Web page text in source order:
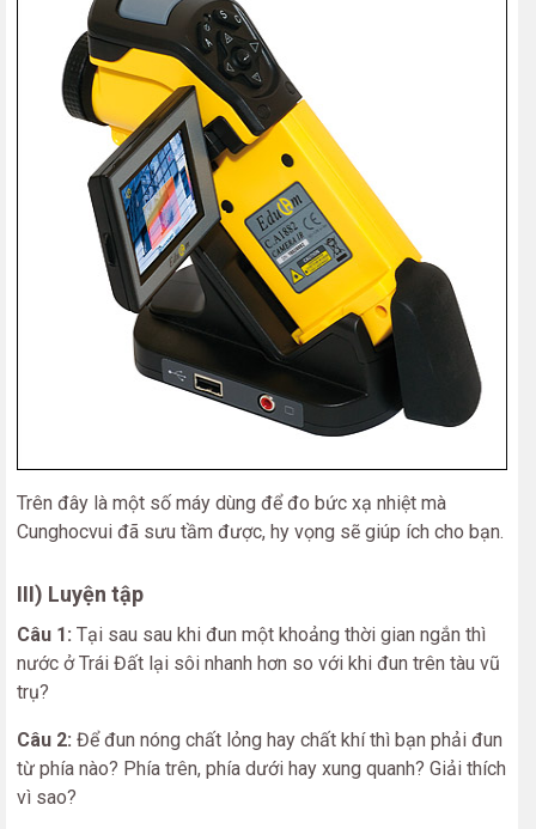
Trên đây là một số máy dùng để đo bức xạ nhiệt mà
Cunghocvui đã sưu tầm được, hy vọng sẽ giúp ích cho bạn.
III) Luyện tập
Câu 1: Tại sau sau khi đun một khoảng thời gian ngắn thì
nước ở Trái Đất lại sôi nhanh hơn so với khi đun trên tàu vũ
trụ?
Câu 2: Để đun nóng chất lỏng hay chất khí thì bạn phải đun
từ phía nào? Phía trên, phía dưới hay xung quanh? Giải thích
vì sao?